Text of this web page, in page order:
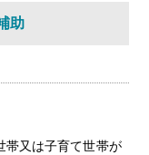
助
帯又は子育て世帯が